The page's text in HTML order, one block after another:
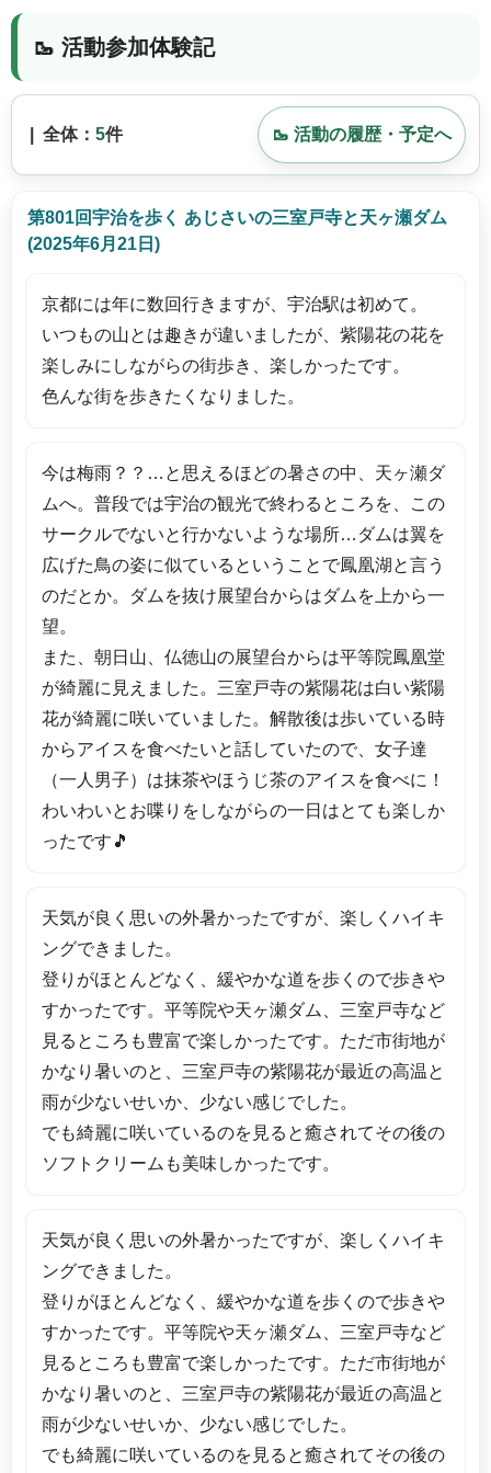
🥾 活動参加体験記
| 全体： 5件 🥾 活動の履歴・予定へ
第801回宇治を歩く あじさいの三室戸寺と天ヶ瀬ダム
(2025年6月21日)
京都には年に数回行きますが、宇治駅は初めて。
いつもの山とは趣きが違いましたが、紫陽花の花を
楽しみにしながらの街歩き、楽しかったです。
色んな街を歩きたくなりました。
今は梅雨？？…と思えるほどの暑さの中、天ヶ瀬ダ
ムへ。普段では宇治の観光で終わるところを、この
サークルでないと行かないような場所…ダムは翼を
広げた鳥の姿に似ているということで鳳凰湖と言う
のだとか。ダムを抜け展望台からはダムを上から一
望。
また、朝日山、仏徳山の展望台からは平等院鳳凰堂
が綺麗に見えました。三室戸寺の紫陽花は白い紫陽
花が綺麗に咲いていました。解散後は歩いている時
からアイスを食べたいと話していたので、女子達
（一人男子）は抹茶やほうじ茶のアイスを食べに！
わいわいとお喋りをしながらの一日はとても楽しか
ったです🎵
天気が良く思いの外暑かったですが、楽しくハイキ
ングできました。
登りがほとんどなく、緩やかな道を歩くので歩きや
すかったです。平等院や天ヶ瀬ダム、三室戸寺など
見るところも豊富で楽しかったです。ただ市街地が
かなり暑いのと、三室戸寺の紫陽花が最近の高温と
雨が少ないせいか、少ない感じでした。
でも綺麗に咲いているのを見ると癒されてその後の
ソフトクリームも美味しかったです。
天気が良く思いの外暑かったですが、楽しくハイキ
ングできました。
登りがほとんどなく、緩やかな道を歩くので歩きや
すかったです。平等院や天ヶ瀬ダム、三室戸寺など
見るところも豊富で楽しかったです。ただ市街地が
かなり暑いのと、三室戸寺の紫陽花が最近の高温と
雨が少ないせいか、少ない感じでした。
でも綺麗に咲いているのを見ると癒されてその後の